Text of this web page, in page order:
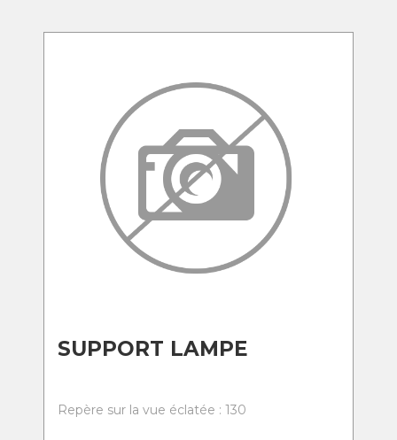
SUPPORT LAMPE
Repère sur la vue éclatée : 130